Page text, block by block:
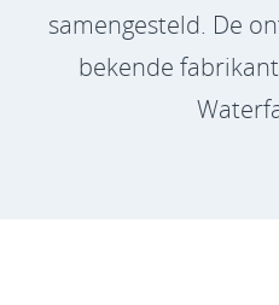
samengesteld. De
bekende